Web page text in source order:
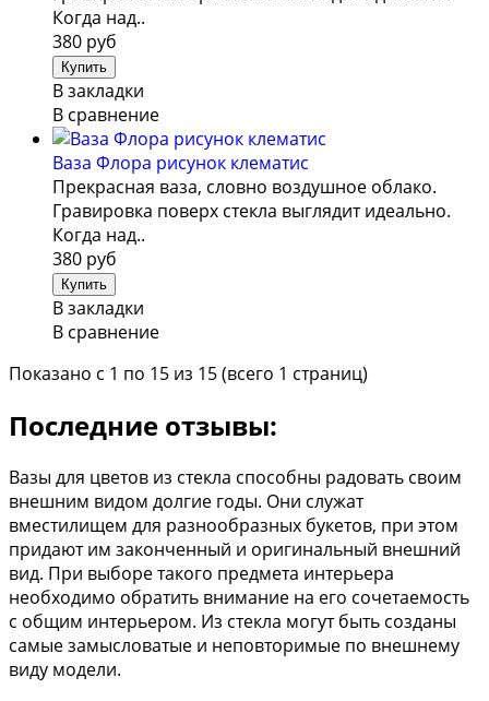
Когда над..
380 руб
В закладки
В сравнение
Ваза Флора рисунок клематис
Прекрасная ваза, словно воздушное облако.
Гравировка поверх стекла выглядит идеально.
Когда над..
380 руб
В закладки
В сравнение
Показано с 1 по 15 из 15 (всего 1 страниц)
Последние отзывы:
Вазы для цветов из стекла способны радовать своим
внешним видом долгие годы. Они служат
вместилищем для разнообразных букетов, при этом
придают им законченный и оригинальный внешний
вид. При выборе такого предмета интерьера
необходимо обратить внимание на его сочетаемость
с общим интерьером. Из стекла могут быть созданы
самые замысловатые и неповторимые по внешнему
виду модели.